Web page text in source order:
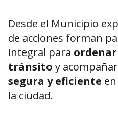
Desde el Municipio
de acciones forman
integral para
tránsito y
segura y eficiente
la ciudad.